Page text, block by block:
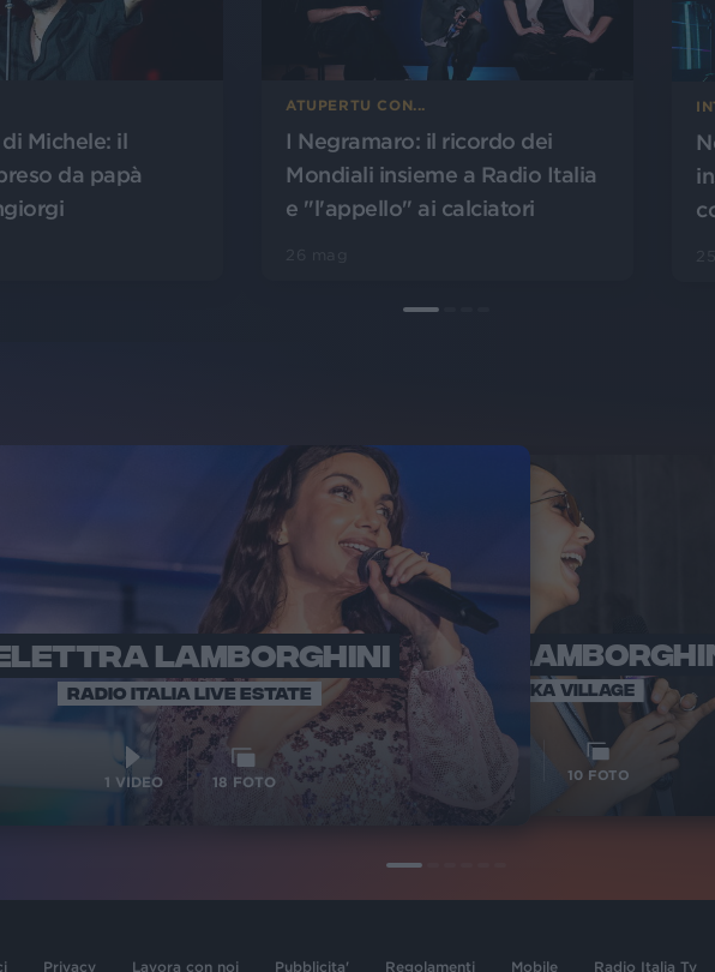
Michele: il
da papà
ATUPERTU CON...
I Negramaro: il ricordo dei
Mondiali insieme a Radio Italia
e "l'appello" ai calciatori
LAMBORGHINI
RADIO ITALIA LIVE ESTATE
1 VIDEO 18 FOTO
ELETTRA
VOI TANKA VILLAGE
10 FOTO
VOI
Privacy Lavora con noi Pubblicita' Regolamenti Mobile Radio Italia Tv